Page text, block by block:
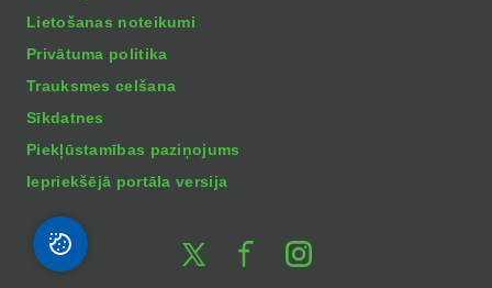
Lietošanas noteikumi
Privātuma politika
Trauksmes celšana
Sīkdatnes
Piekļūstamības paziņojums
Iepriekšējā portāla versija